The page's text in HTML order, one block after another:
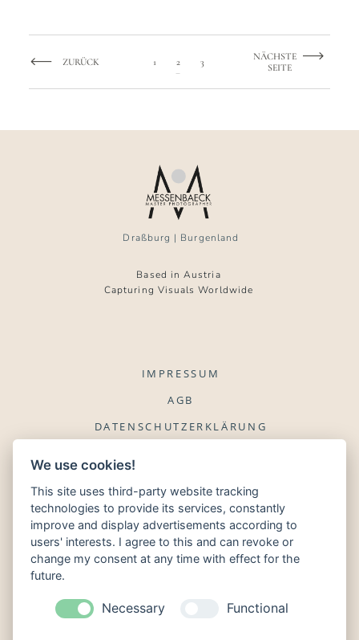
ZURÜCK 1 2 3
NÄCHSTE
SEITE
FOTOGRAF
NEWSLETTER ANMELDEN
NEWSLETTER ABMELDEN
IMPRESSUM
AGB
DATENSCHUTZERKLÄRUNG
Draßburg | Burgenland
KONTAKT
Based in Austria
Capturing Visuals Worldwide
We use cookies!
This site uses third-party website tracking
technologies to provide its services, constantly
improve and display advertisements according to
users' interests. I agree to this and can revoke or
change my consent at any time with effect for the
future.
Necessary Functional